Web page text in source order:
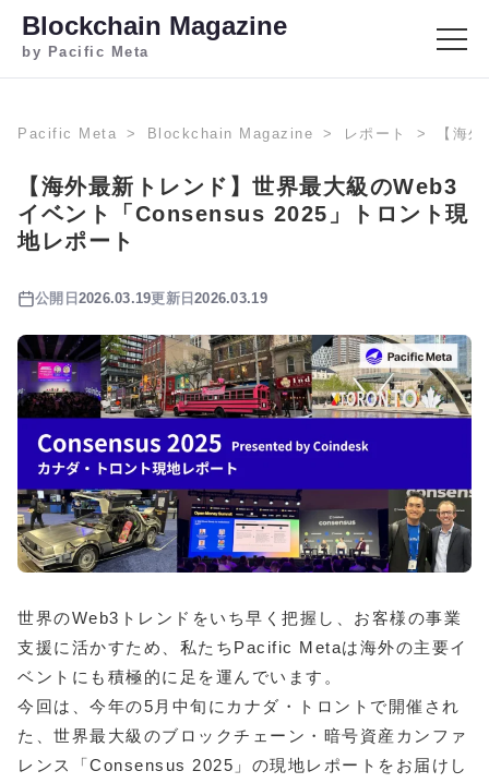
Blockchain Magazine
by Pacific Meta
Pacific Meta Blockchain Magazine レポート 【海
【海外最新トレンド】世界最大級のWeb3
イベント「Consensus 2025」トロント現
地レポート
公開日 2026.03.19更新日2026.03.19
世界のWeb3トレンドをいち早く把握し、お客様の事業
支援に活かすため、私たちPacific Metaは海外の主要イ
ベントにも積極的に足を運んでいます。
今回は、今年の5月中旬にカナダ・トロントで開催され
た、世界最大級のブロックチェーン・暗号資産カンファ
レンス「Consensus 2025」の現地レポートをお届けし